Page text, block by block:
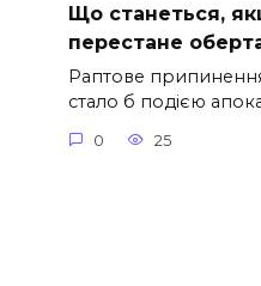
Що станеться,
перестане
Раптове
стало б подією
0 25